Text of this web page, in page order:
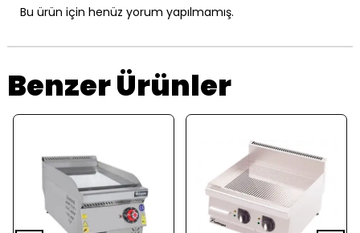
Bu ürün için henüz yorum yapılmamış.
Benzer Ürünler